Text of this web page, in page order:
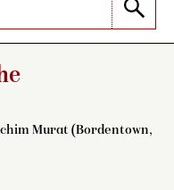
Murat (Bordentown,